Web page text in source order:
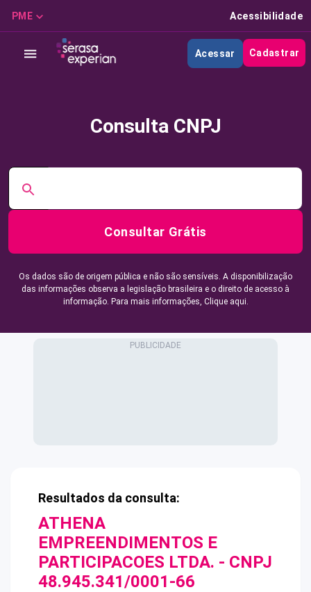
PME Acessibilidade
Acessar Cadastrar
Consulta CNPJ
Consultar Grátis
Os dados são de origem pública e não são sensíveis. A disponibilização
das informações observa a legislação brasileira e o direito de acesso à
informação. Para mais informações, Clique aqui.
Resultados da consulta:
ATHENA
EMPREENDIMENTOS E
PARTICIPACOES LTDA. - CNPJ
48.945.341/0001-66